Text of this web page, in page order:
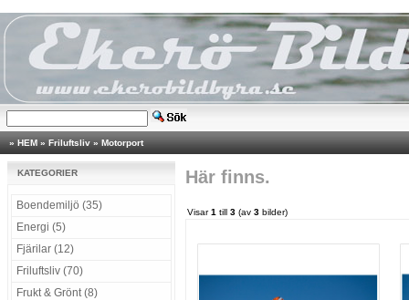
» HEM » Friluftsliv » Motorport
KATEGORIER
Boendemiljö (35)
Energi (5)
Fjärilar (12)
Friluftsliv (70)
Frukt & Grönt (8)
Här finns.
Visar1 till 3 (av 3 bilder)